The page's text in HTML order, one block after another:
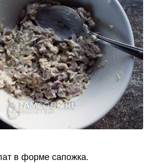
в форме сапожка.